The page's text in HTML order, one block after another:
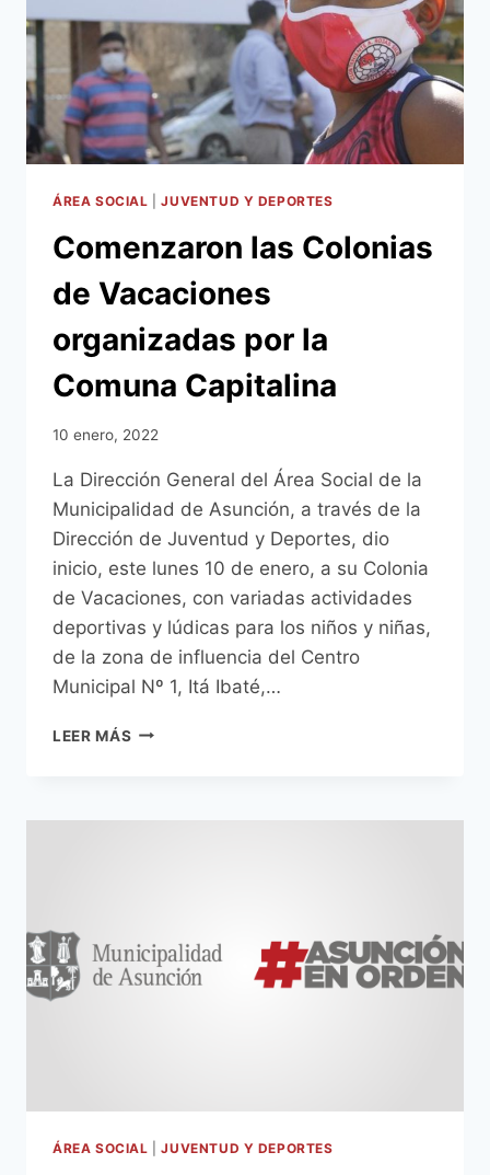
ÁREA SOCIAL |JUVENTUD Y DEPORTES
Comenzaron las Colonias
de Vacaciones
organizadas por la
Comuna Capitalina
10 enero, 2022
La Dirección General del Área Social de la
Municipalidad de Asunción, a través de la
Dirección de Juventud y Deportes, dio
inicio, este lunes 10 de enero, a su Colonia
de Vacaciones, con variadas actividades
deportivas y lúdicas para los niños y niñas,
de la zona de influencia del Centro
Municipal Nº 1, Itá Ibaté,…
LEER MÁS COMENZARON
VACACIONES
ÁREA SOCIAL |JUVENTUD Y DEPORTES